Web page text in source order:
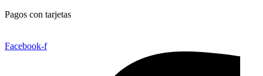
Pagos con tarjetas
Facebook-f